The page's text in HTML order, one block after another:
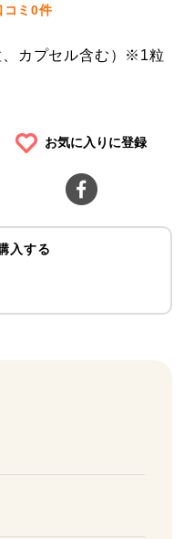
コミ0件
カプセル含む）※1粒
お気に入りに登録
入する